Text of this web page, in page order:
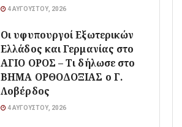
4 ΑΥΓΟΎΣΤΟΥ, 2026
Οι υφυπουργοί Εξωτερικών
Ελλάδος και Γερμανίας στο
ΑΓΙΟ ΟΡΟΣ – Τι δήλωσε στο
ΒΗΜΑ ΟΡΘΟΔΟΞΙΑΣ ο Γ.
Λοβέρδος
4 ΑΥΓΟΎΣΤΟΥ, 2026